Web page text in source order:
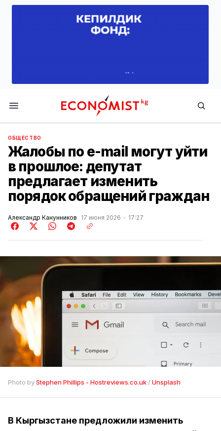
Economist.kg
ОБЩЕСТВО
Жалобы по e-mail могут уйти
в прошлое: депутат
предлагает изменить
порядок обращений граждан
Александр Канунников 17 июня 2026 17:27
Photo by Stephen Phillips - Hostreviews.co.uk / Unsplash
В Кыргызстане предложили изменить